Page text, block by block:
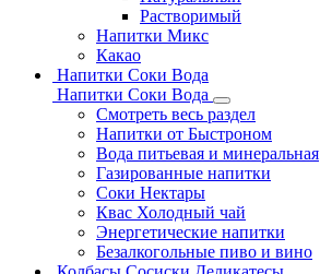
Растворимый
Напитки Микс
Какао
Напитки Соки Вода
Напитки Соки Вода
Смотреть весь раздел
Напитки от Быстроном
Вода питьевая и минеральная
Газированные напитки
Соки Нектары
Квас Холодный чай
Энергетические напитки
Безалкогольные пиво и вино